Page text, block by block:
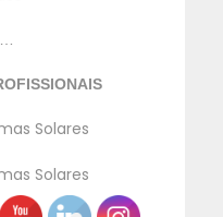
Solares
Solares